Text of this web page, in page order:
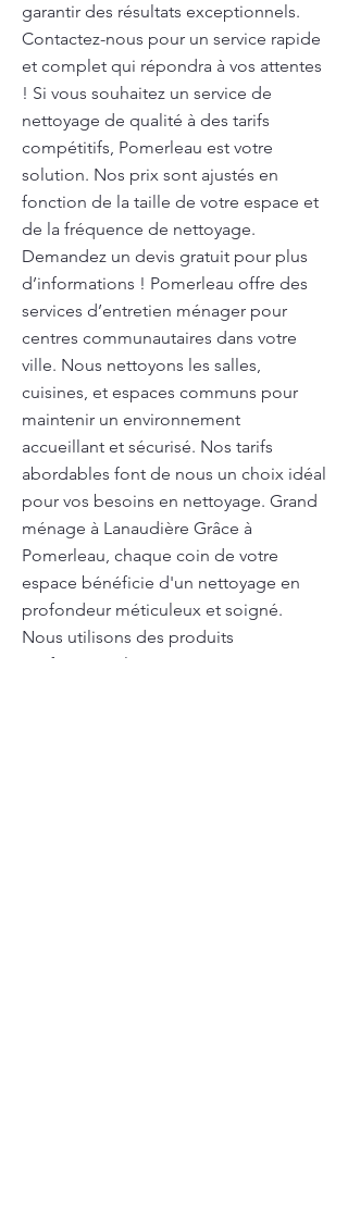
garantir des résultats exceptionnels.
Contactez-nous pour un service rapide
et complet qui répondra à vos attentes
! Si vous souhaitez un service de
nettoyage de qualité à des tarifs
compétitifs, Pomerleau est votre
solution. Nos prix sont ajustés en
fonction de la taille de votre espace et
de la fréquence de nettoyage.
Demandez un devis gratuit pour plus
d’informations ! Pomerleau offre des
services d’entretien ménager pour
centres communautaires dans votre
ville. Nous nettoyons les salles,
cuisines, et espaces communs pour
maintenir un environnement
accueillant et sécurisé. Nos tarifs
abordables font de nous un choix idéal
pour vos besoins en nettoyage. Grand
ménage à Lanaudière Grâce à
Pomerleau, chaque coin de votre
espace bénéficie d'un nettoyage en
profondeur méticuleux et soigné.
Nous utilisons des produits
professionnels pour garantir une